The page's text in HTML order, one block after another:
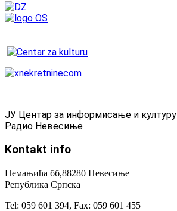
ЈУ Центар за информисање и културу
Радио Невесиње
Kontakt info
Немањића бб,88280 Невесиње
Република Српска
Tel: 059 601 394, Fax: 059 601 455